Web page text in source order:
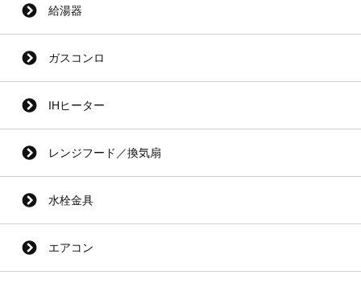
給湯器
ガスコンロ
IHヒーター
レンジフード／換気扇
水栓金具
エアコン